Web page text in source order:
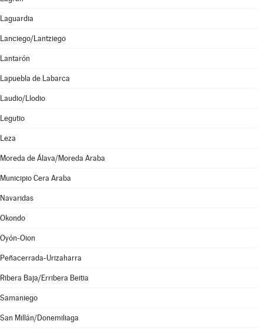
Laguardia
Lanciego/Lantziego
Lantarón
Lapuebla de Labarca
Laudio/Llodio
Legutio
Leza
Moreda de Álava/Moreda Araba
Municipio Cera Araba
Navaridas
Okondo
Oyón-Oion
Peñacerrada-Urizaharra
Ribera Baja/Erribera Beitia
Samaniego
San Millán/Donemiliaga